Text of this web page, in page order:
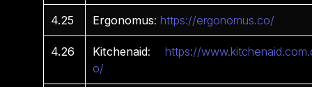
4.25 Ergonomus:https://ergonomus.co/
4.26 Kitchenaid:https://
o/